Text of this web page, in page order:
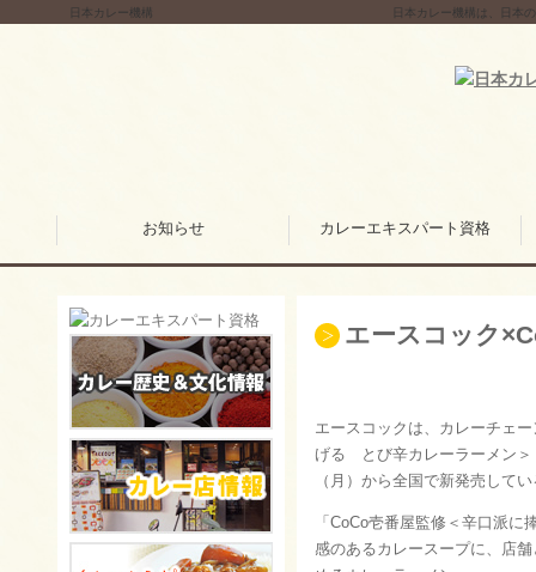
日本カレー機構 日本カレー機構は、日本
お知らせ カレーエキスパート資格
エースコック
エースコックは、カレーチェ
げる とび辛カレーラーメン＞
（月）から全国で新発売して
「CoCo壱番屋監修＜辛口派
感のあるカレースープに、店